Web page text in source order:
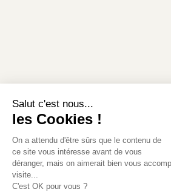
Informations légales
Modifier mes préférences en
Liens utiles
Où récupérer votre commande ?